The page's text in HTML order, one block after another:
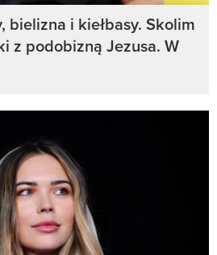
bielizna i kiełbasy. Skolim
z podobizną Jezusa. W